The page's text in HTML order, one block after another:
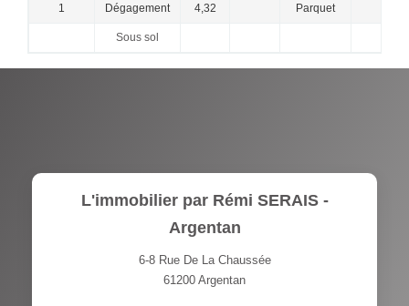
1 Dégagement 4,32 Parquet
Sous sol
L'immobilier par Rémi SERAIS -
Argentan
6-8 Rue De La Chaussée
61200 Argentan